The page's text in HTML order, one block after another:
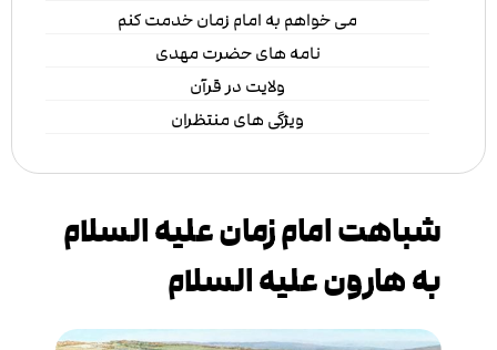
می خواهم به امام زمان خدمت کنم
نامه های حضرت مهدی
ولایت در قرآن
ویژگی های منتظران
شباهت امام زمان علیه السلام
به هارون علیه السلام